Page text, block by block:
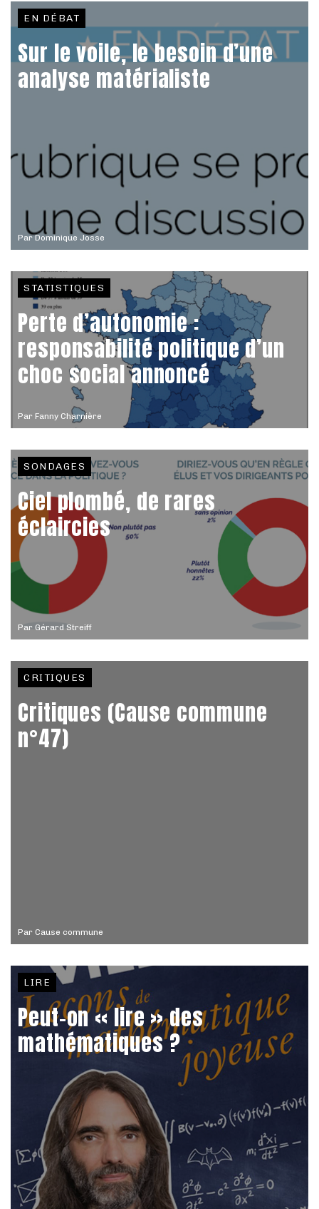
ParDominique Josse
EN DÉBAT
Sur le voile, le besoin d’une
analyse matérialiste
Par Fanny Charnière
STATISTIQUES
Perte d’autonomie :
responsabilité politique d’un
choc social annoncé
Par Gérard Streiff
SONDAGES
Ciel plombé, de rares
éclaircies
Par Cause commune
CRITIQUES
Critiques (Cause commune
n°47)
LIRE
Peut-on « lire » des
mathématiques ?